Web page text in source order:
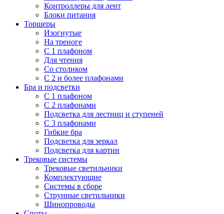
Контроллеры для лент
Блоки питания
Торшеры
Изогнутые
На треноге
С 1 плафоном
Для чтения
Со столиком
С 2 и более плафонами
Бра и подсветки
С 1 плафоном
С 2 плафонами
Подсветка для лестниц и ступеней
С 3 плафонами
Гибкие бра
Подсветка для зеркал
Подсветка для картин
Трековые системы
Трековые светильники
Комплектующие
Системы в сборе
Струнные светильники
Шинопроводы